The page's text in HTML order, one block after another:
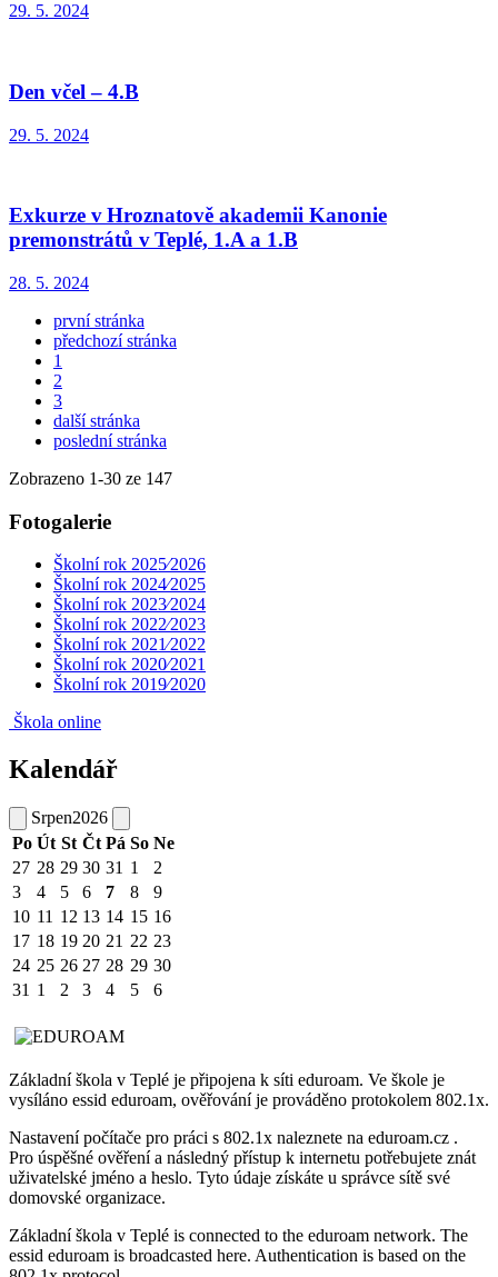
29. 5. 2024
Den včel – 4.B
29. 5. 2024
Exkurze v Hroznatově akademii Kanonie
premonstrátů v Teplé, 1.A a 1.B
28. 5. 2024
první stránka
předchozí stránka
1
2
3
další stránka
poslední stránka
Zobrazeno 1-30 ze 147
Fotogalerie
Školní rok 2025⁄2026
Školní rok 2024⁄2025
Školní rok 2023⁄2024
Školní rok 2022⁄2023
Školní rok 2021⁄2022
Školní rok 2020⁄2021
Školní rok 2019⁄2020
Škola online
Kalendář
Srpen2026
Po Út St Čt Pá So Ne
27 28 29 30 31 1
2
3
4 5 6 7 8
9
10 11 12 13 14 15 16
17 18 19 20 21 22 23
24 25 26 27 28 29 30
31 1 2 3 4 5 6
Základní škola v Teplé je připojena k síti eduroam. Ve škole je
vysíláno essid eduroam, ověřování je prováděno protokolem 802.1x.
Nastavení počítače pro práci s 802.1x naleznete na eduroam.cz .
Pro úspěšné ověření a následný přístup k internetu potřebujete znát
uživatelské jméno a heslo. Tyto údaje získáte u správce sítě své
domovské organizace.
Základní škola v Teplé is connected to the eduroam network. The
essid eduroam is broadcasted here. Authentication is based on the